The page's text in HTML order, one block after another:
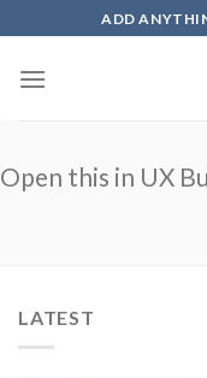
to
content
ADD
Open this in UX
LATEST